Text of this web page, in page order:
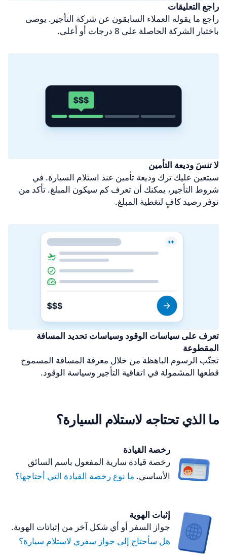
راجع التعليقات
راجع ما يقوله العملاء السابقون عن شركة التأجير. يوصى
باختيار الشركة الحاصلة على 8 درجات أو أعلى.
لا تنسَ وديعة التأمين
سيتعين عليك ترك وديعة تأمين عند استلام السيارة. في
شروط التأجير، يمكنك أن تعرف كم سيكون المبلغ. تأكد من
توفر رصيد كافٍ لتغطية المبلغ.
تعرف على سياسات الوقود وسياسات تحديد المسافة
المقطوعة
تجنّب الرسوم الباهظة من خلال معرفة المسافة المسموح
قطعها المشمولة في اتفاقية التأجير وسياسة الوقود.
ما الذي تحتاجه لاستلام السيارة؟
رخصة القيادة
رخصة قيادة سارية المفعول باسم السائق
الأساسي. ما نوع رخصة القيادة التي أحتاجها؟
إثبات الهوية
جواز السفر أو أي شكل آخر من إثباتات الهوية.
هل سأحتاج إلى جواز سفري لاستلام سيارة؟